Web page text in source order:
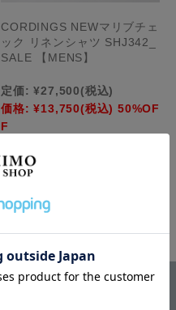
CORDINGS NEWマリブチェ
ック リネンシャツ SHJ342_
SALE 【MENS】
定価: ¥27,500(税込)
価格: ¥13,750(税込) 50%OF
F